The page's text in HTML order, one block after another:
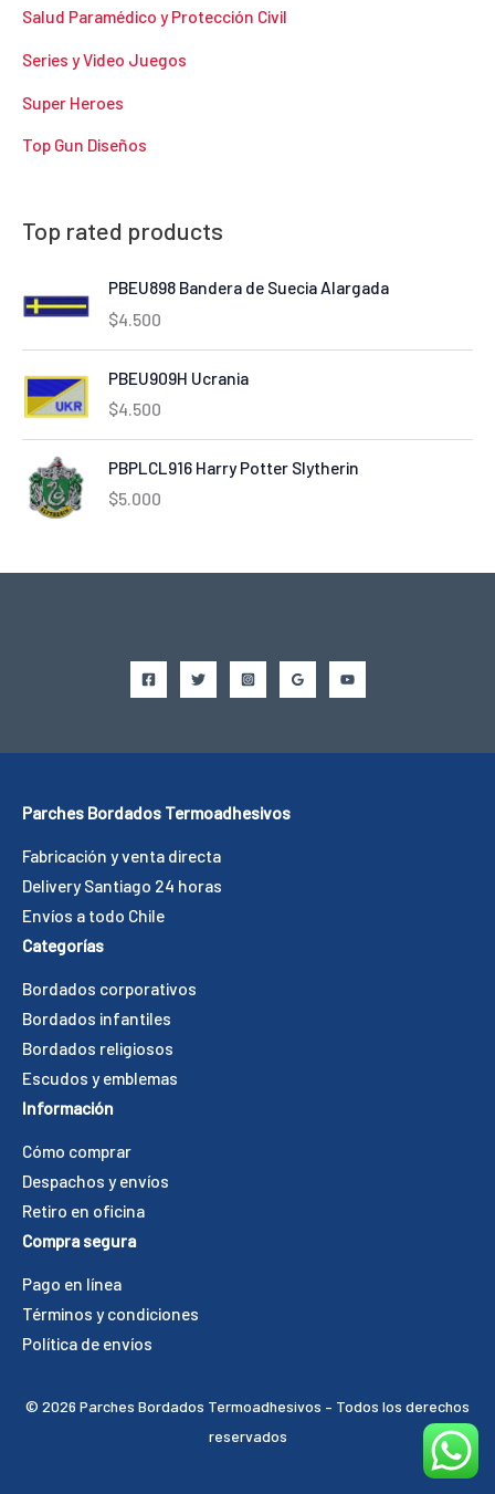
Salud Paramédico y Protección Civil
Series y Video Juegos
Super Heroes
Top Gun Diseños
Top rated products
PBEU898 Bandera de Suecia Alargada
$4.500
PBEU909H Ucrania
$4.500
PBPLCL916 Harry Potter Slytherin
$5.000
Parches Bordados Termoadhesivos
Fabricación y venta directa
Delivery Santiago 24 horas
Envíos a todo Chile
Categorías
Bordados corporativos
Bordados infantiles
Bordados religiosos
Escudos y emblemas
Información
Cómo comprar
Despachos y envíos
Retiro en oficina
Compra segura
Pago en línea
Términos y condiciones
Política de envíos
©️ 2026 Parches Bordados Termoadhesivos – Todos los derechos
reservados